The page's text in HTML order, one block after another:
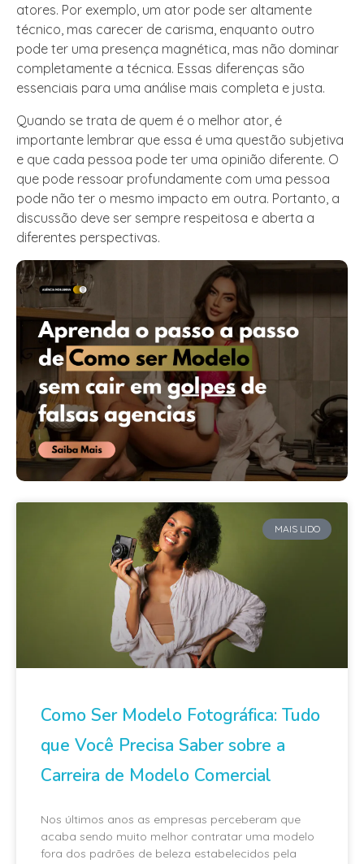
atores. Por exemplo, um ator pode ser altamente
técnico, mas carecer de carisma, enquanto outro
pode ter uma presença magnética, mas não dominar
completamente a técnica. Essas diferenças são
essenciais para uma análise mais completa e justa.
Quando se trata de quem é o melhor ator, é
importante lembrar que essa é uma questão subjetiva
e que cada pessoa pode ter uma opinião diferente. O
que pode ressoar profundamente com uma pessoa
pode não ter o mesmo impacto em outra. Portanto, a
discussão deve ser sempre respeitosa e aberta a
diferentes perspectivas.
MAIS LIDO
Como Ser Modelo Fotográfica: Tudo
que Você Precisa Saber sobre a
Carreira de Modelo Comercial
Nos últimos anos as empresas perceberam que
acaba sendo muito melhor contratar uma modelo
fora dos padrões de beleza estabelecidos pela